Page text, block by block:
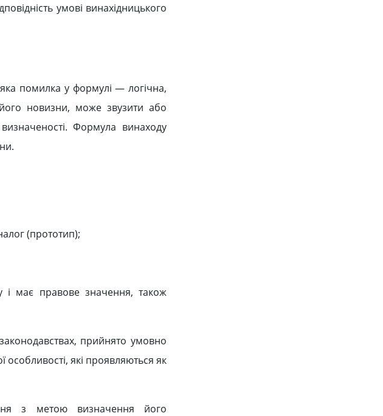
умові винахідницького
помилка у формулі — логічна,
новизни, може звузити або
Формула винаходу
(прототип);
і має правове значення, також
прийнято умовно
які проявляються як
з метою визначення його